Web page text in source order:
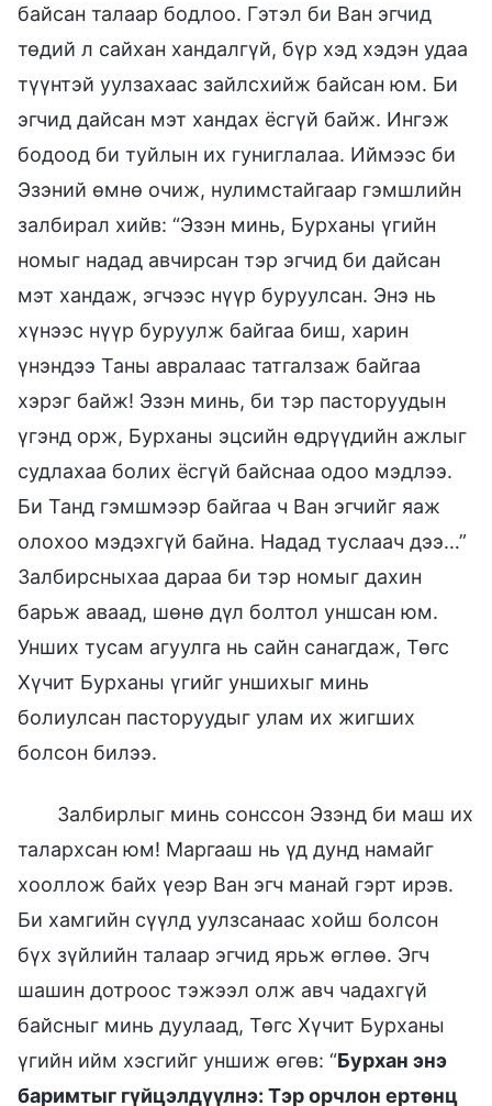
байсан талаар бодлоо. Гэтэл би Ван эгчид
төдий л сайхан хандалгүй, бүр хэд хэдэн удаа
түүнтэй уулзахаас зайлсхийж байсан юм. Би
эгчид дайсан мэт хандах ёсгүй байж. Ингэж
бодоод би туйлын их гуниглалаа. Иймээс би
Эзэний өмнө очиж, нулимстайгаар гэмшлийн
залбирал хийв: “Эзэн минь, Бурханы үгийн
номыг надад авчирсан тэр эгчид би дайсан
мэт хандаж, эгчээс нүүр буруулсан. Энэ нь
хүнээс нүүр буруулж байгаа биш, харин
үнэндээ Таны авралаас татгалзаж байгаа
хэрэг байж! Эзэн минь, би тэр пасторуудын
үгэнд орж, Бурханы эцсийн өдрүүдийн ажлыг
судлахаа болих ёсгүй байснаа одоо мэдлээ.
Би Танд гэмшмээр байгаа ч Ван эгчийг яаж
олохоо мэдэхгүй байна. Надад туслаач дээ…”
Залбирсныхаа дараа би тэр номыг дахин
барьж аваад, шөнө дүл болтол уншсан юм.
Унших тусам агуулга нь сайн санагдаж, Төгс
Хүчит Бурханы үгийг уншихыг минь
болиулсан пасторуудыг улам их жигших
болсон билээ.
Залбирлыг минь сонссон Эзэнд би маш их
талархсан юм! Маргааш нь үд дунд намайг
хооллож байх үеэр Ван эгч манай гэрт ирэв.
Би хамгийн сүүлд уулзсанаас хойш болсон
бүх зүйлийн талаар эгчид ярьж өглөө. Эгч
шашин дотроос тэжээл олж авч чадахгүй
байсныг минь дуулаад, Төгс Хүчит Бурханы
үгийн ийм хэсгийг уншиж өгөв: “Бурхан энэ
баримтыг гүйцэлдүүлнэ: Тэр орчлон ертөнц